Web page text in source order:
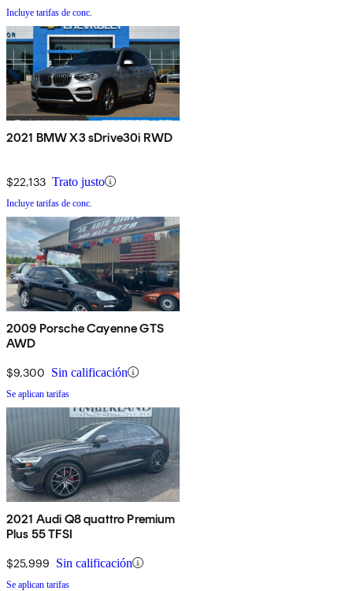
Incluye tarifas de conc.
2021 BMW X3 sDrive30i RWD
$22,133 Trato justo
Incluye tarifas de conc.
2009 Porsche Cayenne GTS
AWD
$9,300 Sin calificación
Se aplican tarifas
2021 Audi Q8 quattro Premium
Plus 55 TFSI
$25,999 Sin calificación
Se aplican tarifas